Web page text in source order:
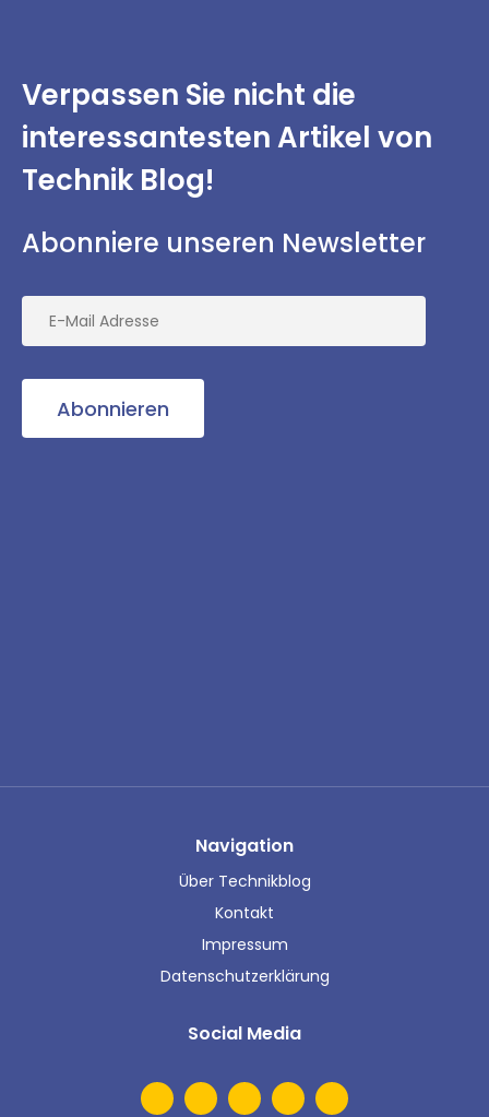
Verpassen Sie nicht die
interessantestenArtikel von
Technik Blog!
Abonniere unseren Newsletter
Abonnieren
Navigation
Über Technikblog
Kontakt
Impressum
Datenschutzerklärung
Social Media